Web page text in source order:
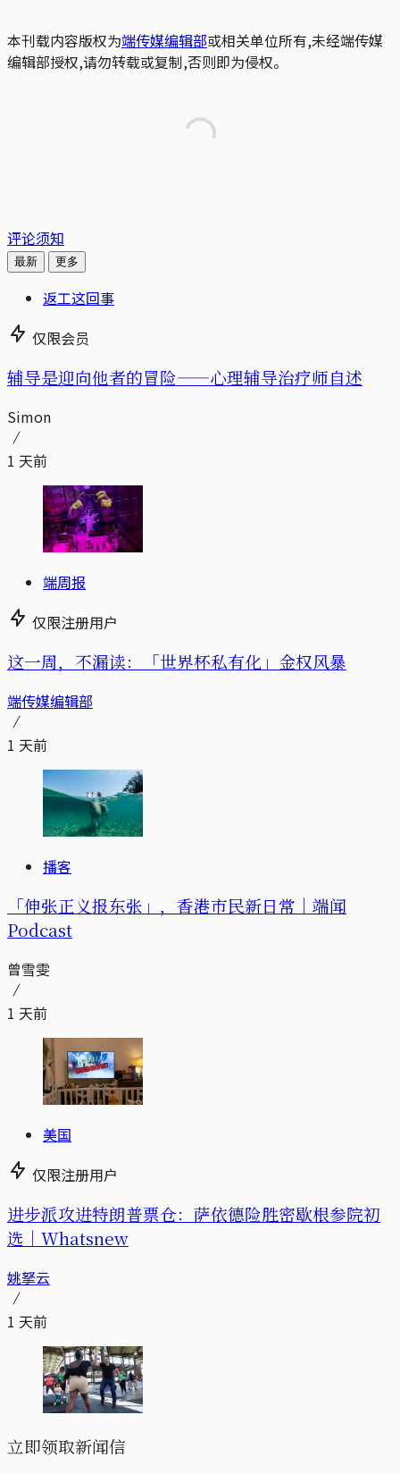
本刊载内容版权为端传媒编辑部或相关单位所有,未经端传媒
编辑部授权,请勿转载或复制,否则即为侵权。
评论须知
最新 更多
返工这回事
仅限会员
辅导是迎向他者的冒险——心理辅导治疗师自述
Simon
1 天前
端周报
仅限注册用户
这一周，不漏读：「世界杯私有化」金权风暴
端传媒编辑部
1 天前
播客
「伸张正义报东张」，香港市民新日常｜端闻
Podcast
曾雪雯
1 天前
美国
仅限注册用户
进步派攻进特朗普票仓：萨依德险胜密歇根参院初
选｜Whatsnew
姚拏云
1 天前
立即领取新闻信